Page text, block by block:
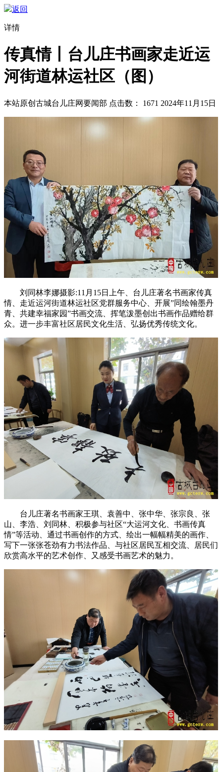
返回
详情
传真情丨台儿庄书画家走近运
河街道林运社区（图）
本站原创 古城台儿庄网要闻部 点击数： 1671 2024年11月15日
刘同林李娜摄影:11月15日上午、台儿庄著名书画家传真
情、走近运河街道林运社区党群服务中心、开展”同绘翰墨丹
青、共建幸福家园”书画交流、挥笔泼墨创出书画作品赠给群
众。进一步丰富社区居民文化生活、弘扬优秀传统文化。
台儿庄著名书画家王琪、袁善中、张中华、张宗良、张
山、李浩、刘同林、积极参与社区“大运河文化、书画传真
情”等活动、通过书画创作的方式、绘出一幅幅精美的画作、
写下一张张苍劲有力书法作品、与社区居民互相交流、居民们
欣赏高水平的艺术创作、又感受书画艺术的魅力。